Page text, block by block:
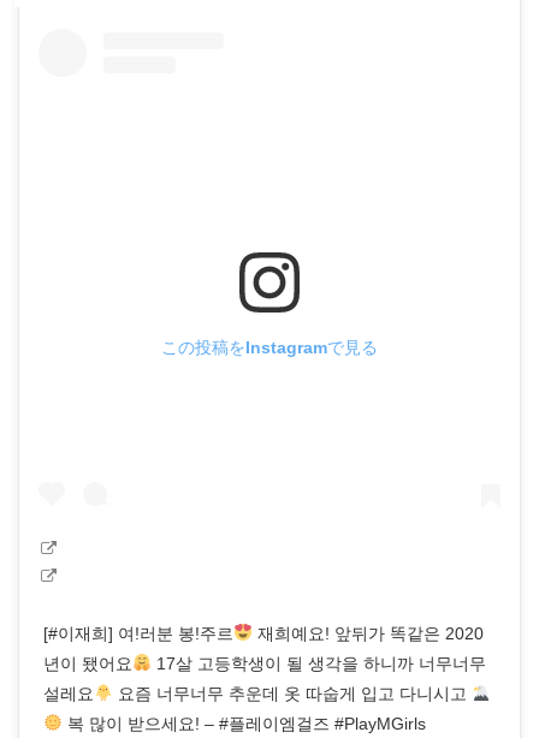
この投稿をInstagramで見る
[#이재희] 여!러분 봉!주르
재희예요! 앞뒤가 똑같은 2020
년이 됐어요
17살 고등학생이 될 생각을 하니까 너무너무
설레요
요즘 너무너무 추운데 옷 따숩게 입고 다니시고
복 많이 받으세요! – #플레이엠걸즈 #PlayMGirls